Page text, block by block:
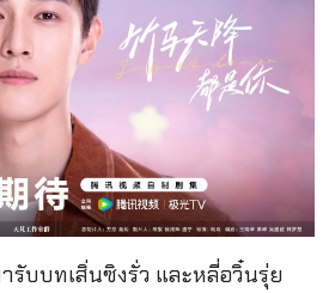
บบทเสิ่นซิงรั่ว และหลี่อวิ๋นรุ่ย